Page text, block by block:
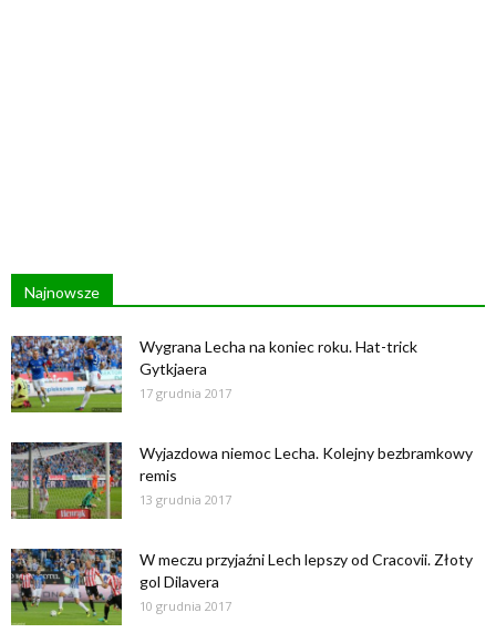
Najnowsze
Wygrana Lecha na koniec roku. Hat-trick
Gytkjaera
17 grudnia 2017
Wyjazdowa niemoc Lecha. Kolejny bezbramkowy
remis
13 grudnia 2017
W meczu przyjaźni Lech lepszy od Cracovii. Złoty
gol Dilavera
10 grudnia 2017